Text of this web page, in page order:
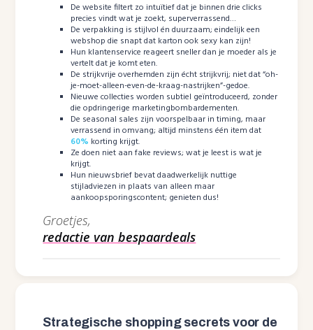
De website filtert zo intuïtief dat je binnen drie clicks
precies vindt wat je zoekt, superverrassend…
De verpakking is stijlvol én duurzaam; eindelijk een
webshop die snapt dat karton ook sexy kan zijn!
Hun klantenservice reageert sneller dan je moeder als je
vertelt dat je komt eten.
De strijkvrije overhemden zijn écht strijkvrij; niet dat “oh-
je-moet-alleen-even-de-kraag-nastrijken”-gedoe.
Nieuwe collecties worden subtiel geïntroduceerd, zonder
die opdringerige marketingbombardementen.
De seasonal sales zijn voorspelbaar in timing, maar
verrassend in omvang; altijd minstens één item dat
60% korting krijgt.
Ze doen niet aan fake reviews; wat je leest is wat je
krijgt.
Hun nieuwsbrief bevat daadwerkelijk nuttige
stijladviezen in plaats van alleen maar
aankoopsporingscontent; genieten dus!
Groetjes,
redactie van bespaardeals
Strategische shopping secrets voor de